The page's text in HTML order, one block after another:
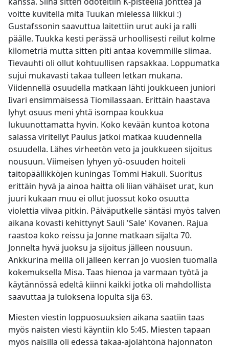
voitte kuvitellä mitä Tuukan mielessä liikkui :)
Gustafssonin saavuttua laitettiin urut auki ja ralli
päälle. Tuukka kesti perässä urhoollisesti reilut kolme
kilometriä mutta sitten piti antaa kovemmille siimaa.
Tievauhti oli ollut kohtuullisen rapsakkaa. Loppumatka
sujui mukavasti takaa tulleen letkan mukana.
Viidennellä osuudella matkaan lähti joukkueen juniori
Iivari ensimmäisessä Tiomilassaan. Erittäin haastava
lyhyt osuus meni yhtä isompaa koukkua
lukuunottamatta hyvin. Koko kevään kuntoa kotona
salassa viritellyt Paulus jatkoi matkaa kuudennella
osuudella. Lähes virheetön veto ja joukkueen sijoitus
nousuun. Viimeisen lyhyen yö-osuuden hoiteli
taitopäällikköjen kuningas Tommi Hakuli. Suoritus
erittäin hyvä ja ainoa haitta oli liian vähäiset urat, kun
juuri kukaan muu ei ollut juossut koko osuutta
violettia viivaa pitkin. Päiväputkelle säntäsi myös talven
aikana kovasti kehittynyt Sauli 'Sale' Kovanen. Rajua
raastoa koko reissu ja Jonne matkaan sijalta 70.
Jonnelta hyvä juoksu ja sijoitus jälleen nousuun.
Ankkurina meillä oli jälleen kerran jo vuosien tuomalla
kokemuksella Misa. Taas hienoa ja varmaan työtä ja
käytännössä edeltä kiinni kaikki jotka oli mahdollista
saavuttaa ja tuloksena lopulta sija 63.
Miesten viestin loppuosuuksien aikana saatiin taas
myös naisten viesti käyntiin klo 5:45. Miesten tapaan
myös naisilla oli edessä takaa-ajolähtönä hajonnaton